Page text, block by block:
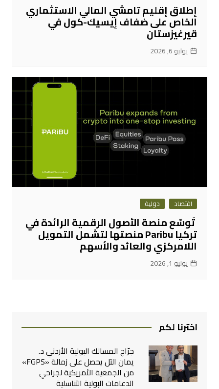
إطلاق إقليم تامشي المالي الاستثماري
الخاص على ضفاف إيسيك-كول في
قيرغيزستان
يوليو 6, 2026
اقتصاد دولية
تُوسّع منصة الأصول الرقمية الرائدة في
تركيا Paribu منصتها لتشمل التمويل
اللامركزي والعائد والأسهم
يوليو 1, 2026
اخترنا لكم
جرّاح المسالك البولية الأردني د.
يمان التل يحصل على زمالة «FGPS»
من الجمعية الأمريكية لجراحي
الدعامات البولية التناسلية